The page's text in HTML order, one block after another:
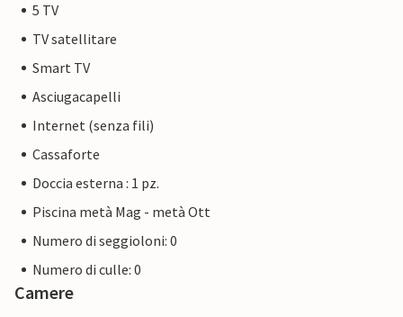
5 TV
TV satellitare
Smart TV
Asciugacapelli
Internet (senza fili)
Cassaforte
Doccia esterna : 1 pz.
Piscina metà Mag - metà Ott
Numero di seggioloni: 0
Numero di culle: 0
Camere